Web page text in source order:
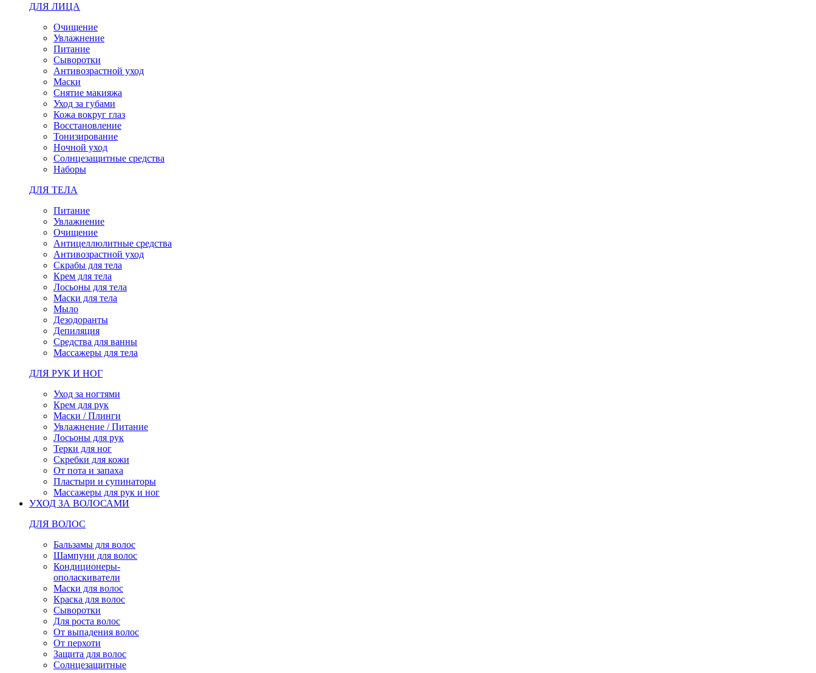
ДЛЯ ЛИЦА
Очищение
Увлажнение
Питание
Сыворотки
Антивозрастной уход
Маски
Снятие макияжа
Уход за губами
Кожа вокруг глаз
Восстановление
Тонизирование
Ночной уход
Солнцезащитные средства
Наборы
ДЛЯ ТЕЛА
Питание
Увлажнение
Очищение
Антицеллюлитные средства
Антивозрастной уход
Скрабы для тела
Крем для тела
Лосьоны для тела
Маски для тела
Мыло
Дезодоранты
Депиляция
Средства для ванны
Массажеры для тела
ДЛЯ РУК И НОГ
Уход за ногтями
Крем для рук
Маски / Плинги
Увлажнение / Питание
Лосьоны для рук
Терки для ног
Скребки для кожи
От пота и запаха
Пластыри и супинаторы
Массажеры для рук и ног
УХОД ЗА ВОЛОСАМИ
ДЛЯ ВОЛОС
Бальзамы для волос
Шампуни для волос
Кондиционеры-
ополаскиватели
Маски для волос
Краска для волос
Сыворотки
Для роста волос
От выпадения волос
От перхоти
Защита для волос
Солнцезащитные